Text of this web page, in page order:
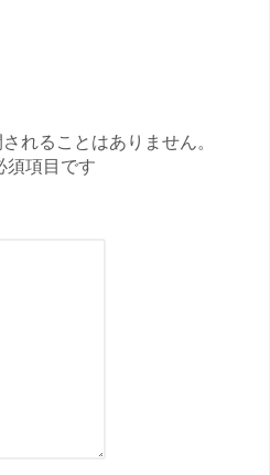
れることはありません。
須項目です